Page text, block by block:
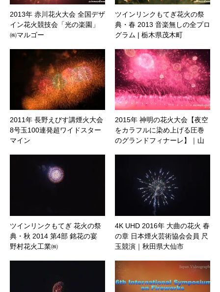
2013年 赤川花火大会 全国デザ
イン花火競技会「光の楽園」
㈱マルゴー
ツインリンクもてぎ花火の祭
典・春 2013 音楽無しの全プロ
グラム | 栃木県茂木町
2011年 長野えびす講煙火大会
8号玉100連発超ワイドスター
マイン
2015年 神明の花火大会【夜空
をカラフルに染め上げる圧巻
のグランドフィナーレ】｜山
ツインリンクもてぎ 花火の祭
典・秋 2014 第4部 銘花の宴
野村花火工業㈱
4K UHD 2016年 大曲の花火 春
の章 日本煙火芸術協会会員 尺
玉競演｜秋田県大仙市